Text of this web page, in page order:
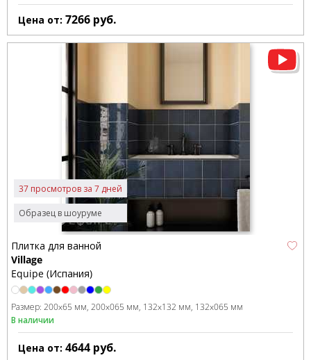
Цена от: 7266 руб.
Образец в шоуруме
37 просмотров за 7 дней
Плитка для ванной
Village
Equipe (Испания)
Размер: 200x65 мм 200x065 мм 132x132 мм 132x065 мм
В наличии
Цена от: 4644 руб.